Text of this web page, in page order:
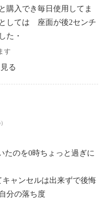
入でき毎日使用してま
しては 座面が後2センチ
た・
す
る
たのを0時ちょっと過ぎに
ャンセルは出来ずで後悔
分の落ち度